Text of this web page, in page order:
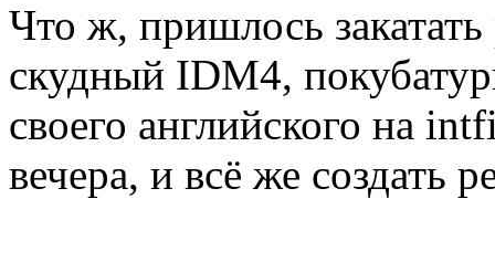
Что ж, пришлось
скудный IDM4,
своего английского на
вечера, и всё же создать